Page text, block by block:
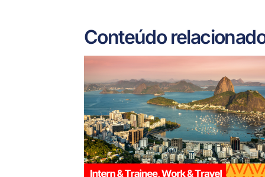
Conteúdo